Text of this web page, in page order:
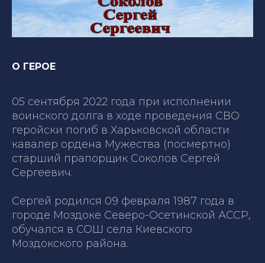
О ГЕРОЕ
05 сентября 2022 года при исполнении
воинского долга в ходе проведения СВО
геройски погиб в Харьковской области
кавалер ордена Мужества (посмертно)
старший прапорщик Соколов Сергей
Сергеевич.
Сергей родился 09 февраля 1987 года в
городе Моздоке Северо-Осетинской АССР,
обучался в СОШ села Киевского
Моздокского района.